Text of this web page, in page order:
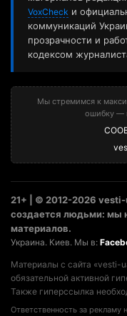
VoxCheck и
коммуникаций
прозрачности и
кодексом
Мы стремимся к
ошибку —
21+ | © 2012-2026
создается людьми: мы
материалов.
Украина. Киев. Мы в:
Материалы с сайта «vesti-
обязательной активной
Также гиперссылка
Ответственность за